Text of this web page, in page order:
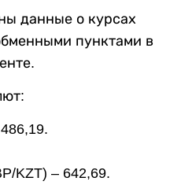
данные о курсах
пунктами в
KZT) – 642,69.